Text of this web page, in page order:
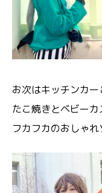
お次はキッチンカー
たこ焼きとベビー
フカフカのおしゃ